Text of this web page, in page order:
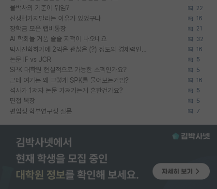
물박사의 기준이 뭐임? 22
신생랩가지말라는 이유가 있었구나 16
장학금 모은 랩비통장 21
AI 학회들 거품 슬슬 지적이 나오네요 32
박사진학하기에 2억은 괜찮은 (?) 정도의 경제력인가요 16
논문 IF vs JCR 5
SPK 대학원 현실적으로 가능한 스펙인가요? 5
근데 여기는 왜 그렇게 SPK를 물어보는거임? 16
석사가 1저자 논문 가져가는게 흔한건가요? 5
면접 복장 5
편입생 학부연구생 질문 7